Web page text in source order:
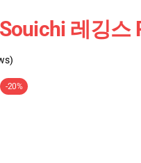
레깅스
-20%